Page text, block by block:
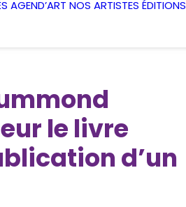
AGEND’ART NOS ARTISTES ÉDITIONS
le livre
d’un